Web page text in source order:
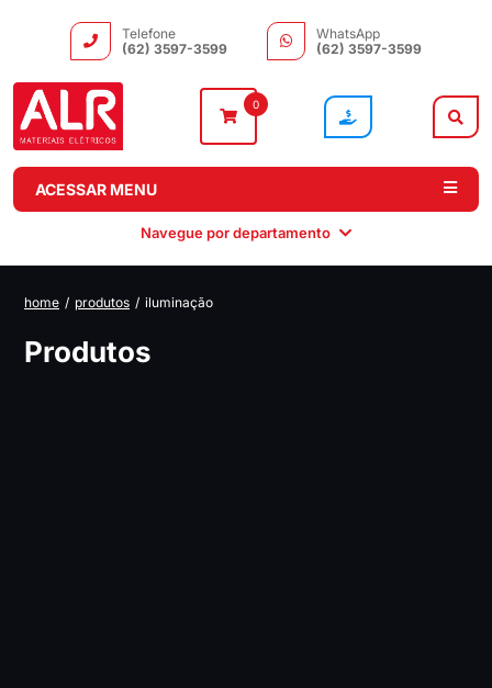
0
Telefone
(62) 3597-3599
WhatsApp
(62) 3597-3599
ACESSAR MENU
Navegue por departamento
Distribuição
home / produtos / iluminação
Produtos